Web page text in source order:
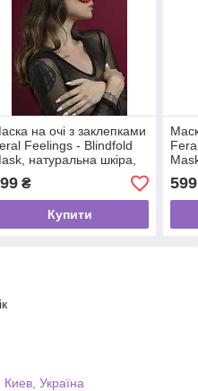
на очі з заклепками
Feelings - Blindfold
натуральна шкіра,
₴
Купити
біла
599
Україна